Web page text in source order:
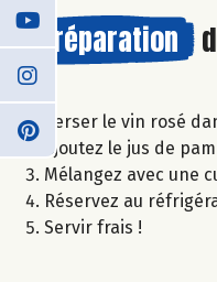
Préparation
Verser le vin rosé
Ajoutez le jus de
Mélangez avec une
Réservez au
Servir frais !